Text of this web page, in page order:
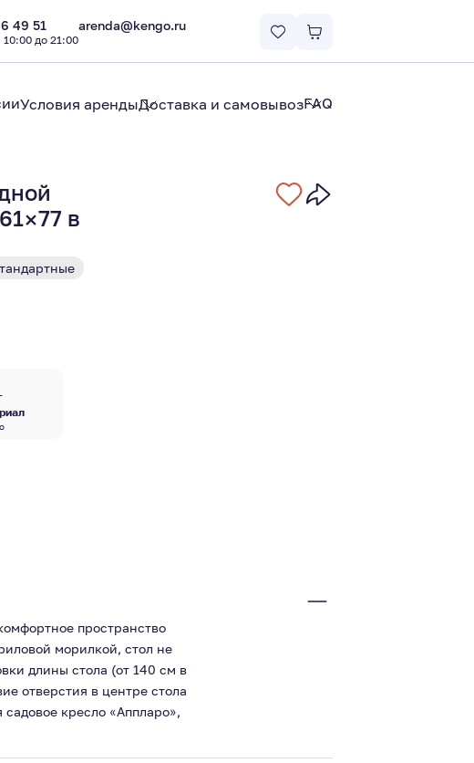
49 51
до 21:00
arenda@kengo.ru
Условия арендыДоставка и самовывозFAQ
в
пространство
морилкой, стол не
длины стола (от 140 см в
отверстия в центре стола
кресло «Аппларо»,